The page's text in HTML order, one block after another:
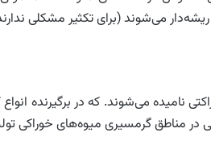
می‌شوند (برای تکثیر مشکلی
نامیده می‌شوند. که در برگیرنده
مناطق گرمسیری میوه‌های خوراکی